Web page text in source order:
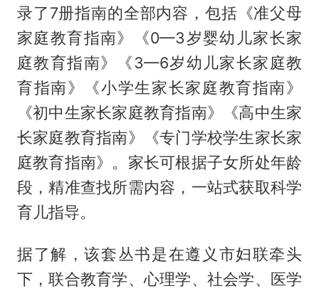
录了7册指南的全部内容，包括《准父母
家庭教育指南》《0—3岁婴幼儿家长家
庭教育指南》《3—6岁幼儿家长家庭教
育指南》《小学生家长家庭教育指南》
《初中生家长家庭教育指南》《高中生家
长家庭教育指南》《专门学校学生家长家
庭教育指南》。家长可根据子女所处年龄
段，精准查找所需内容，一站式获取科学
育儿指导。
据了解，该套丛书是在遵义市妇联牵头
下，联合教育学、心理学、社会学、医学